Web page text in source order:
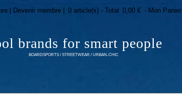
brands for smart people
BOARDSPORTS / STREETWEAR / URBAN-CHIC
| Devenir membre | 0 article(s) - Total 0,00 € - Mon Panier